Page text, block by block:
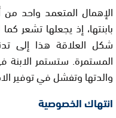
الإهمال المتعمد واحد من
بابنتها، إذ يجعلها تشعر
شكل العلاقة هذا إلى
المستمرة. ستستمر
والدتها وتفشل في توفير
انتهاك الخصوصية